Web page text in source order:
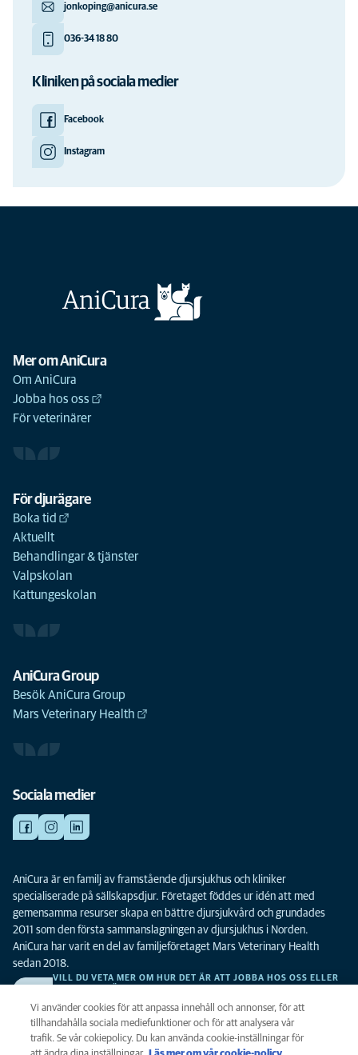
jonkoping@anicura.se
036-34 18 80
Kliniken på sociala medier
Facebook
Instagram
Mer om AniCura
Om AniCura
Jobba hos oss
För veterinärer
För djurägare
Boka tid
Aktuellt
Behandlingar & tjänster
Valpskolan
Kattungeskolan
AniCura Group
Besök AniCura Group
Mars Veterinary Health
Sociala medier
AniCura är en familj av framstående djursjukhus och kliniker
specialiserade på sällskapsdjur. Företaget föddes ur idén att med
gemensamma resurser skapa en bättre djursjukvård och grundades
2011 som den första sammanslagningen av djursjukhus i Norden.
AniCura har varit en del av familjeföretaget Mars Veterinary Health
sedan 2018.
VILL DU VETA MER OM HUR DET ÄR ATT JOBBA HOS OSS ELLER
Vi använder cookies för att anpassa innehåll och annonser, för att
tillhandahålla sociala mediefunktioner och för att analysera vår
trafik. Se vår cokiepolicy. Du kan använda cookie-inställningar för